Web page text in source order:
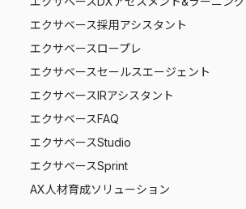
エクサベース採用アシスタント
エクサベースロープレ
エクサベースセールスエージェント
エクサベースIRアシスタント
エクサベースFAQ
エクサベースStudio
エクサベースSprint
AX人材育成ソリューション